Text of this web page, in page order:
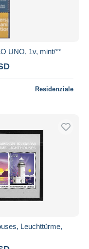
UNO, 1v, mint/**
Residenziale
Leuchttürme,